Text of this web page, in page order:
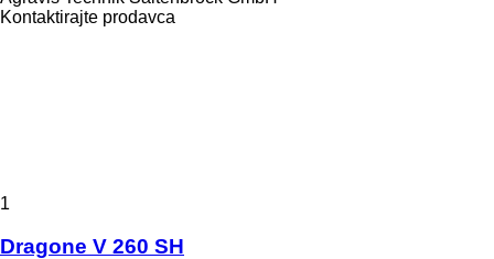
Kontaktirajte prodavca
1
Dragone V 260 SH